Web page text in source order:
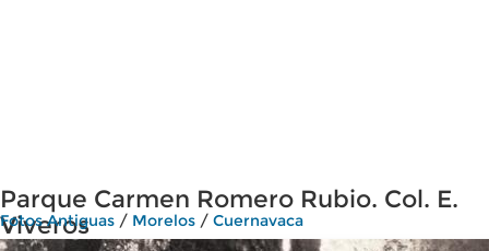
Parque Carmen Romero Rubio. Col. E.
Viveros
Fotos Antiguas / Morelos / Cuernavaca